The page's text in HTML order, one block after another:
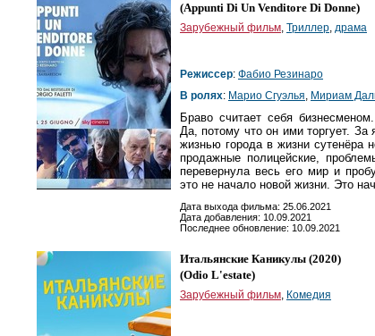
(Appunti Di Un Venditore Di Donne)
Зарубежный фильм, Триллер, драма
Режиссер: Фабио Резинаро
В ролях: Марио Сгуэлья, Мириам
Браво считает себя
Да, потому что он ими торгует.
жизнью города в жизни сутенёра
продажные полицейские,
перевернула весь его мир и
это не начало новой жизни. Это
Дата выхода фильма: 25.06.2021
Дата добавления: 10.09.2021
Последнее обновление: 10.09.2021
Итальянские Каникулы (2020)
(Odio L'estate)
Зарубежный фильм, Комедия